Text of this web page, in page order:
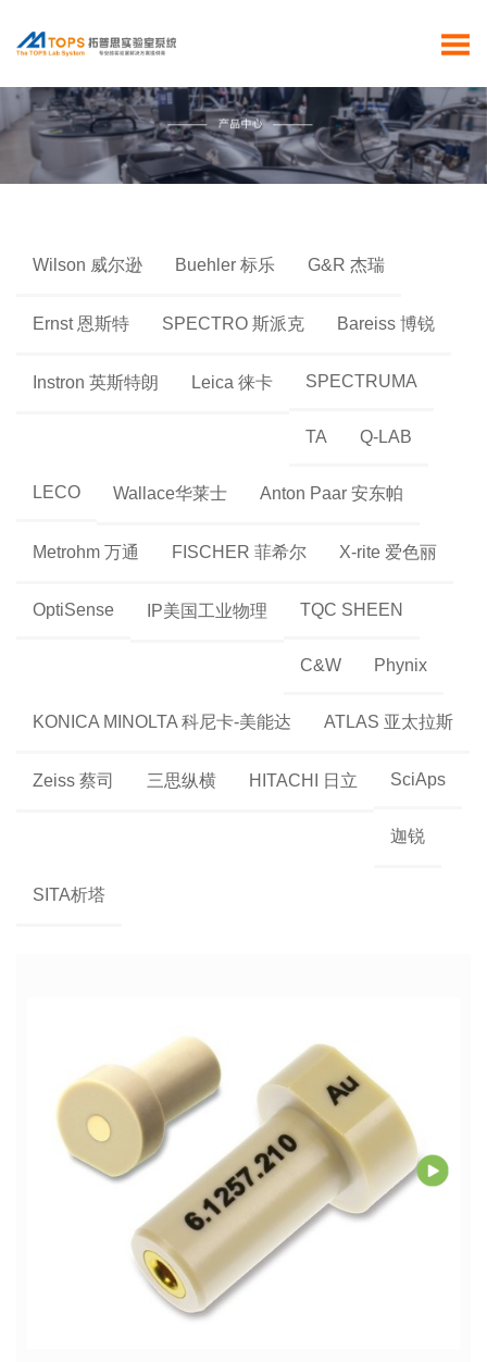
Wilson 威尔逊 Buehler 标乐 G&R 杰瑞
Ernst 恩斯特 SPECTRO 斯派克 Bareiss 博锐
Instron 英斯特朗 Leica 徕卡 SPECTRUMA
TA Q-LAB
LECO Wallace华莱士 Anton Paar 安东帕
Metrohm 万通 FISCHER 菲希尔 X-rite 爱色丽
OptiSense IP美国工业物理 TQC SHEEN
C&W Phynix
KONICA MINOLTA 科尼卡-美能达 ATLAS 亚太拉斯
Zeiss 蔡司 三思纵横 HITACHI 日立 SciAps
迦锐
SITA析塔